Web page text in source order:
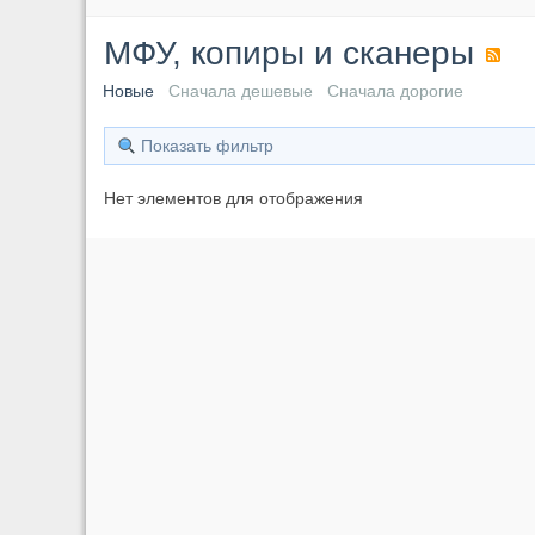
МФУ, копиры и сканеры
Новые Сначала дешевые Сначала дорогие
Показать фильтр
Нет элементов для отображения